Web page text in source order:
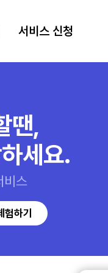
서비스 신청
땐,
세요.
비스
험하기